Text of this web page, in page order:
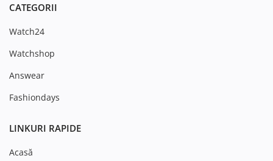
CATEGORII
Watch24
Watchshop
Answear
Fashiondays
LINKURI RAPIDE
Acasă